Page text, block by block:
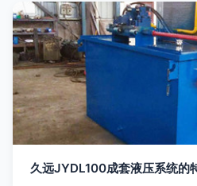
久远JYDL100成套液压系统的